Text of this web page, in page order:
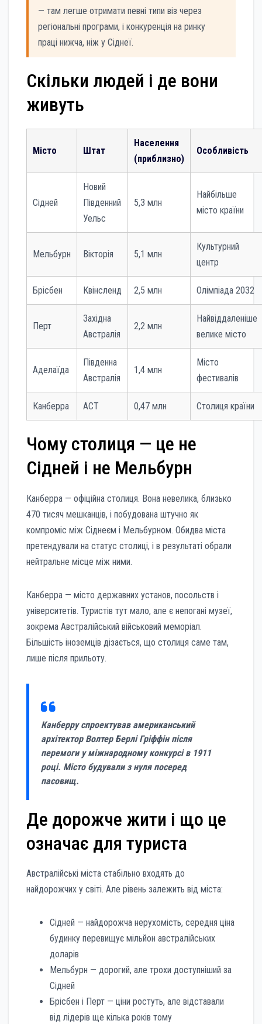
— там легше отримати певні типи віз через
регіональні програми, і конкуренція на ринку
праці нижча, ніж у Сіднеї.
Скільки людей і де вони
живуть
Місто Штат
Населення
(приблизно)
Особливість
Сідней
Новий
Південний
Уельс
5,3 млн
Найбільше
місто країни
Мельбурн Вікторія 5,1 млн
Культурний
центр
Брісбен Квінсленд 2,5 млн Олімпіада 2032
Перт
Західна
Австралія
2,2 млн
Найвіддаленіше
велике місто
Аделаїда
Південна
Австралія
1,4 млн
Місто
фестивалів
Канберра АСТ 0,47 млн Столиця країни
Чому столиця — це не
Сідней і не Мельбурн
Канберра — офіційна столиця. Вона невелика, близько
470 тисяч мешканців, і побудована штучно як
компроміс між Сіднеєм і Мельбурном. Обидва міста
претендували на статус столиці, і в результаті обрали
нейтральне місце між ними.
Канберра — місто державних установ, посольств і
університетів. Туристів тут мало, але є непогані музеї,
зокрема Австралійський військовий меморіал.
Більшість іноземців дізається, що столиця саме там,
лише після прильоту.
Канберру спроектував американський
архітектор Волтер Берлі Гріффін після
перемоги у міжнародному конкурсі в 1911
році. Місто будували з нуля посеред
пасовищ.
Де дорожче жити і що це
означає для туриста
Австралійські міста стабільно входять до
найдорожчих у світі. Але рівень залежить від міста:
Сідней — найдорожча нерухомість, середня ціна
будинку перевищує мільйон австралійських
доларів
Мельбурн — дорогий, але трохи доступніший за
Сідней
Брісбен і Перт — ціни ростуть, але відставали
від лідерів ще кілька років тому